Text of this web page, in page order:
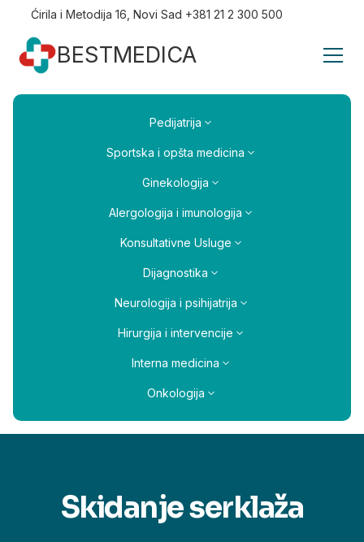
Ćirila i Metodija 16, Novi Sad +381 21 2 300 500
BESTMEDICA
Pedijatrija
Sportska i opšta medicina
Ginekologija
Alergologija i imunologija
Konsultativne Usluge
Dijagnostika
Neurologija i psihijatrija
Hirurgija i intervencije
Interna medicina
Onkologija
Skidanje serklaža